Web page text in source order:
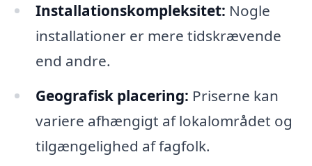
Installationskompleksitet: Nogle
installationer er mere tidskrævende
end andre.
Geografisk placering: Priserne kan
variere afhængigt af lokalområdet og
tilgængelighed af fagfolk.